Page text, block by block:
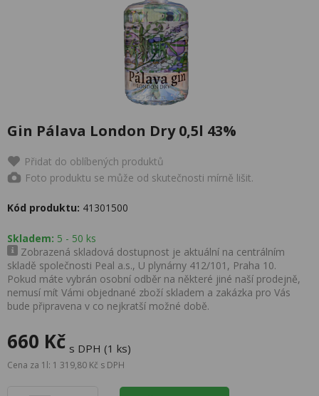
Gin Pálava London Dry 0,5l 43%
Přidat do oblíbených produktů
Foto produktu se může od skutečnosti mírně lišit.
Kód produktu: 41301500
Skladem: 5 - 50 ks
Zobrazená skladová dostupnost je aktuální na centrálním
skladě společnosti Peal a.s., U plynárny 412/101, Praha 10.
Pokud máte vybrán osobní odběr na některé jiné naší prodejně,
nemusí mít Vámi objednané zboží skladem a zakázka pro Vás
bude připravena v co nejkratší možné době.
660 Kč s DPH (1 ks)
Cena za 1l: 1 319,80 Kč s DPH